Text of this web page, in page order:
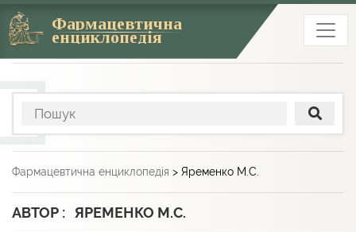
Фармацевтична
енциклопедія
Фармацевтична енциклопедія > Яременко М.С.
АВТОР : ЯРЕМЕНКО М.С.